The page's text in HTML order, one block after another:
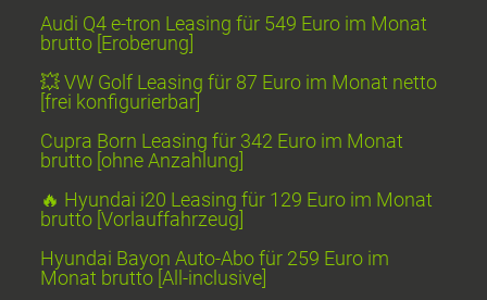
Audi Q4 e-tron Leasing für 549 Euro im Monat
brutto [Eroberung]
💥 VW Golf Leasing für 87 Euro im Monat netto
[frei konfigurierbar]
Cupra Born Leasing für 342 Euro im Monat
brutto [ohne Anzahlung]
🔥 Hyundai i20 Leasing für 129 Euro im Monat
brutto [Vorlauffahrzeug]
Hyundai Bayon Auto-Abo für 259 Euro im
Monat brutto [All-inclusive]